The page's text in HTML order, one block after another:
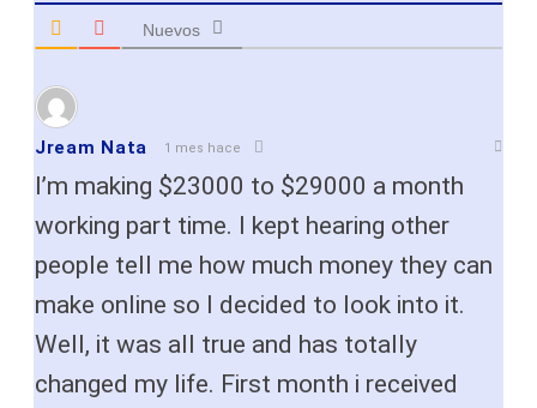
Nuevos
Jream Nata 1 mes hace
I’m making $23000 to $29000 a month
working part time. I kept hearing other
people tell me how much money they can
make online so I decided to look into it.
Well, it was all true and has totally
changed my life. First month i received